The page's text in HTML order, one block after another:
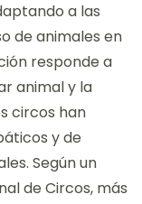
a las
de animales en
responde a
animal y la
circos han
y de
Según un
de Circos, más